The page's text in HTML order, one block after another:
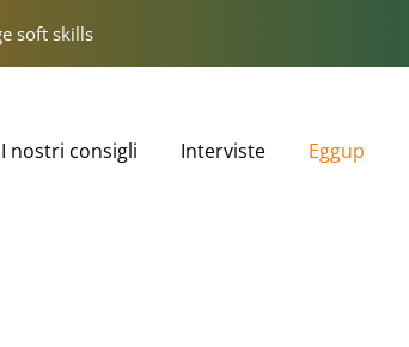
soft skills
I nostri consigli Interviste Eggup